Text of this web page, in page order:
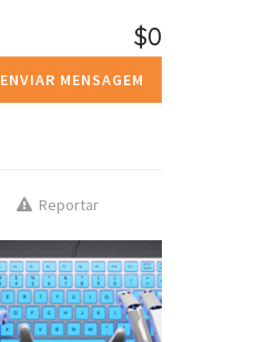
$0
ENVIAR MENSAGEM
Reportar